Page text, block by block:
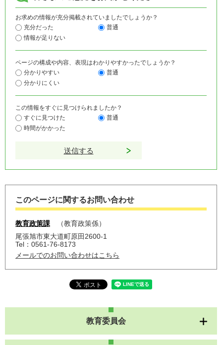
お求めの情報が充分掲載されていましたでしょうか？
充分だった
普通
情報が足りない
ページの構成や内容、表現はわかりやすかったでしょうか？
分かりやすい
普通
分かりにくい
この情報をすぐに見つけられましたか？
すぐに見つけた
普通
時間がかかった
このページに関するお問い合わせ
教育政策課
教育政策係
尾張旭市東大道町原田2600-1
Tel：0561-76-8173
メールでのお問い合わせはこちら
教育委員会